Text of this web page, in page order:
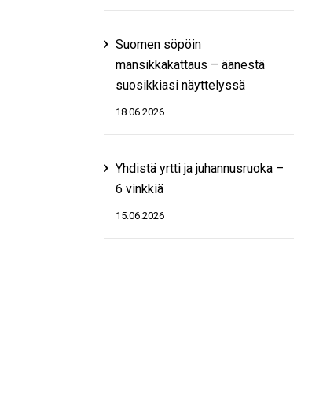
Suomen söpöin
mansikkakattaus – äänestä
suosikkiasi näyttelyssä
18.06.2026
Yhdistä yrtti ja juhannusruoka –
6 vinkkiä
15.06.2026